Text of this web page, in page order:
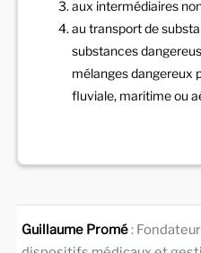
aux intermédiaires
au transport de
substances
mélanges dangereux
fluviale, maritime ou
Guillaume Promé: